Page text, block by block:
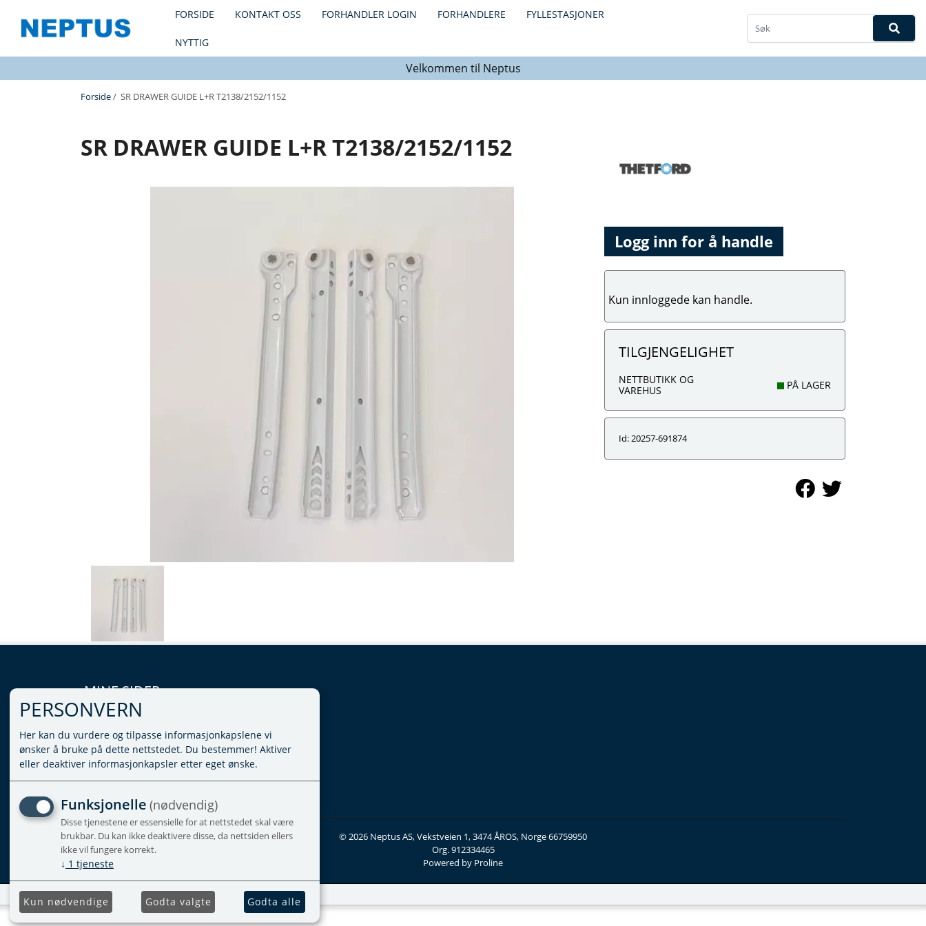
FORSIDE KONTAKT OSS FORHANDLER LOGIN FORHANDLERE FYLLESTASJONER
NYTTIG
Velkommen til Neptus
Forside/ SR DRAWER GUIDE L+R T2138/2152/1152
SR DRAWER GUIDE L+R T2138/2152/1152
Logg inn for å handle
Kun innloggede kan handle.
TILGJENGELIGHET
NETTBUTIKK OG
VAREHUS
PÅ LAGER
Id: 20257-691874
MINE SIDER
LOGG INN
VILKÅR
PERSONVERNERKLÆRING
ADMINISTRER COOKIES
© 2026 Neptus AS, Vekstveien 1, 3474 ÅROS, Norge 66759950
Org. 912334465
Powered by Proline
PERSONVERN
Her kan du vurdere og tilpasse informasjonkapslene vi
ønsker å bruke på dette nettstedet. Du bestemmer! Aktiver
eller deaktiver informasjonkapsler etter eget ønske.
Funksjonelle (nødvendig)
Disse tjenestene er essensielle for at nettstedet skal være
brukbar. Du kan ikke deaktivere disse, da nettsiden ellers
ikke vil fungere korrekt.
↓ 1 tjeneste
Kun nødvendige Godta valgte Godta alle